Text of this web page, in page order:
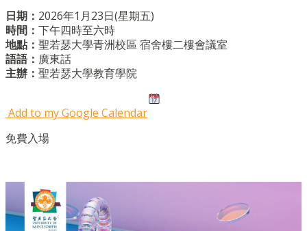
日期： 2026年1月23日(星期五)
時間： 下午四時至六時
地點： 聖若瑟大學青洲校區 宿舍樓二樓會議室
語語： 廣東話
主辦： 聖若瑟大學教育學院
Add to my Google Calendar
免費入場